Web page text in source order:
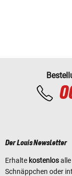
Der Louis Newsletter
Erhalte kostenlos
Schnäppchen oder